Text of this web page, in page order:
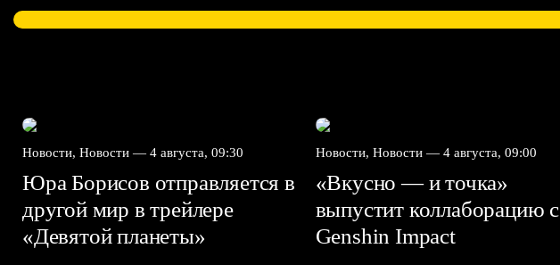
Новости, Новости — 4 августа, 09:30
Юра Борисов отправляется в
другой мир в трейлере
«Девятой планеты»
Новости, Новости — 4 августа, 09:00
«Вкусно — и точка»
выпустит коллаборацию с
Genshin Impact⁠⁠